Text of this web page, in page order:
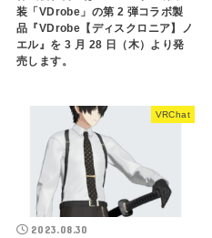
装「VDrobe」の第 2 弾コラボ製
品『VDrobe【ディスクロニア】ノ
エル』を 3 月 28 日（木）より発
売します。
VRChat
2023.08.30